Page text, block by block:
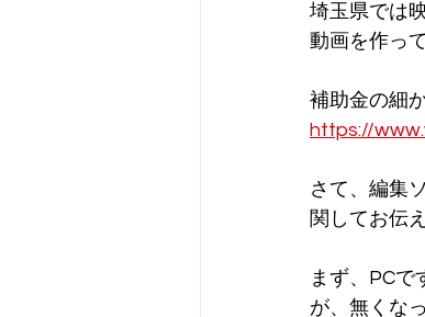
埼玉県では
動画を作っ
補助金の細
https://
さて、編集
関してお伝
まず、PCで
が、無くな